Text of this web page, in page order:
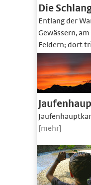
Die
Entlang der
Gewässern,
Feldern; dort
[mehr]